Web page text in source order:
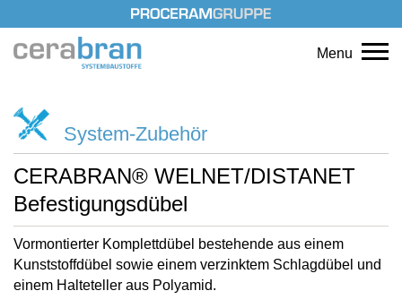
Menu
System-Zubehör
CERABRAN® WELNET/DISTANET
Befestigungsdübel
Vormontierter Komplettdübel bestehende aus einem
Kunststoffdübel sowie einem verzinktem Schlagdübel und
einem Halteteller aus Polyamid.